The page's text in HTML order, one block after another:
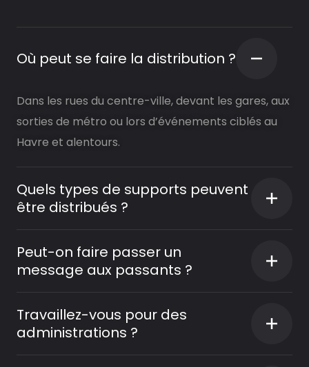
Où peut se faire la distribution ?
Dans les rues du centre-ville, devant les gares, aux
sorties de métro ou lors d’événements ciblés au
Havre et alentours.
Quels types de supports peuvent
être distribués ?
Peut-on faire passer un
message aux passants ?
Travaillez-vous pour des
administrations ?